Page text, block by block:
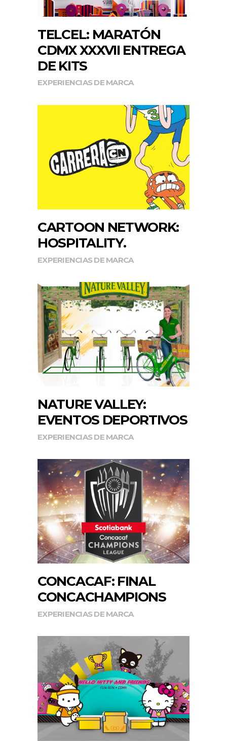
TELCEL: MARATÓN
CDMX XXXVII ENTREGA
DE KITS
EXPERIENCIAS DE MARCA
CARTOON NETWORK:
HOSPITALITY.
EXPERIENCIAS DE MARCA
NATURE VALLEY:
EVENTOS DEPORTIVOS
EXPERIENCIAS DE MARCA
CONCACAF: FINAL
CONCACHAMPIONS
EXPERIENCIAS DE MARCA